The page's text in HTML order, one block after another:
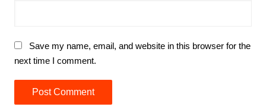
Save my name, email, and website in this browser for the
next time I comment.